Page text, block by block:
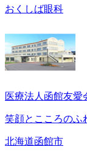
おくしば眼科
医療法人函館友愛
笑顔とこころのふ
北海道函館市